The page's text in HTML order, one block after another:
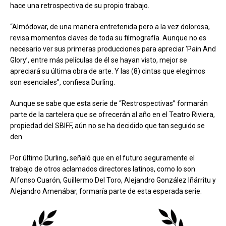
hace una retrospectiva de su propio trabajo.
“Almódovar, de una manera entretenida pero a la vez dolorosa,
revisa momentos claves de toda su filmografía. Aunque no es
necesario ver sus primeras producciones para apreciar ‘Pain And
Glory’, entre más películas de él se hayan visto, mejor se
apreciará su última obra de arte. Y las (8) cintas que elegimos
son esenciales”, confiesa Durling.
Aunque se sabe que esta serie de “Restrospectivas” formarán
parte de la cartelera que se ofrecerán al año en el Teatro Riviera,
propiedad del SBIFF, aún no se ha decidido que tan seguido se
den.
Por último Durling, señaló que en el futuro seguramente el
trabajo de otros aclamados directores latinos, como lo son
Alfonso Cuarón, Guillermo Del Toro, Alejandro González Iñárritu y
Alejandro Amenábar, formaría parte de esta esperada serie.